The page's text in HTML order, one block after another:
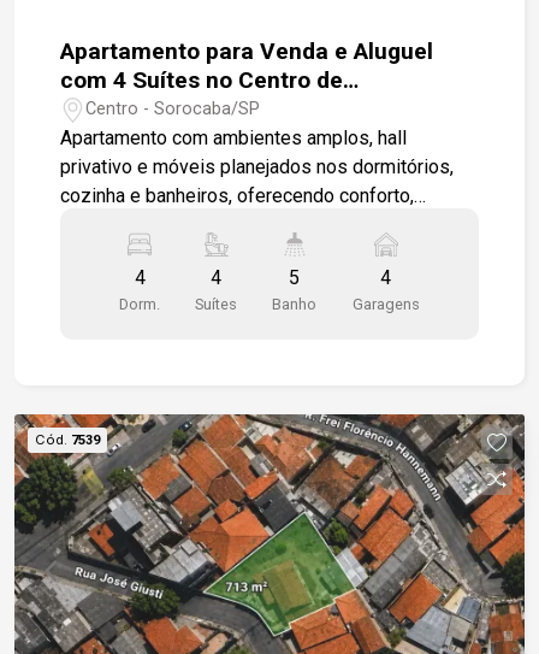
Apartamento para Venda e Aluguel
com 4 Suítes no Centro de
Sorocaba/SP
Centro - Sorocaba/SP
Apartamento com ambientes amplos, hall
privativo e móveis planejados nos dormitórios,
cozinha e banheiros, oferecendo conforto,
sendo 1 master com amplo closet; -Sala para 2
ambientes; -Cozinha ampla; -Lavabo; -Depósito
privativo; -Hall privativo com elevador de acesso
natural. Condomínio com: -Piscina; -Spa; -Sauna; -
Academia; -Quadra poliesportiva; -Salão de
festas; -Churrasqueira; -Área de lazer reformada;
-Portaria 24 horas blindada; -Sistema de garagem
tipo gaiola.
4
Dorm.
4
Suítes
5
Banho
4
Garagens
Cód. 7539